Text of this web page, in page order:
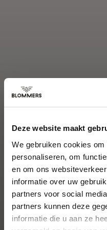
Deze website maakt
We gebruiken cookies
personaliseren, om
en om ons
informatie over uw
partners voor social
partners kunnen deze
informatie die u aan ze